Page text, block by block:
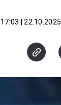
22.10.2025 | 17:03